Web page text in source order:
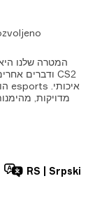
RS Srpski